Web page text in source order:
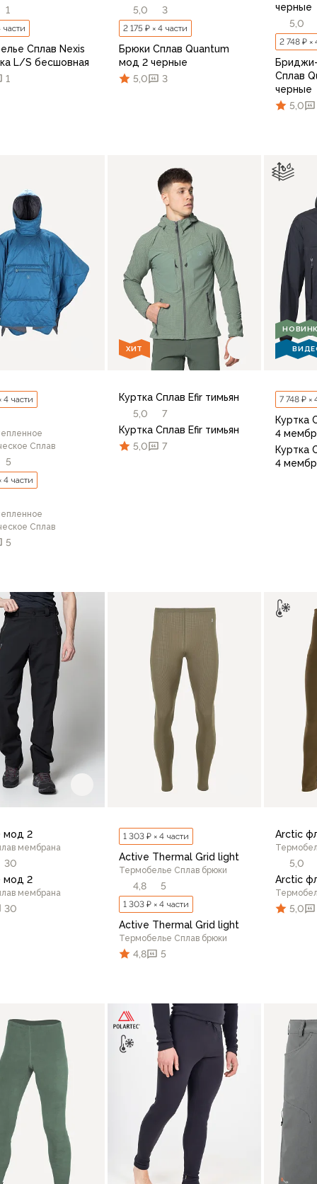
1
части
Сплав Nexis
L/S бесшовная
1
В корзину
5,0
3
2 175 ₽ × 4 части
Брюки Сплав Quantum
мод 2 черные
5,0
3
В корзину
черные
5,0
2 748 ₽ ×
Сплав
черные
5,0
46/176
4 части
Сплав
5
4 части
Сплав
5
В корзину
ХИТ
Куртка Сплав Efir тимьян
5,0
7
Куртка Сплав Efir тимьян
5,0
7
7 748 ₽ ×
Куртка
4
Куртка
4
мод 2
мембрана
30
мод 2
мембрана
30
В корзину
1 303 ₽ × 4 части
Active Thermal Grid light
Термобелье Сплав брюки
4,8 5
1 303 ₽ × 4 части
Active Thermal Grid light
Термобелье Сплав брюки
4,8 5
48/182 50/182
В корзину
Arctic
5,0
Arctic
5,0